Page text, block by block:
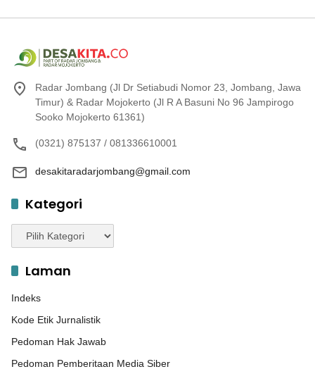
Radar Jombang (Jl Dr Setiabudi Nomor 23, Jombang, Jawa
Timur) & Radar Mojokerto (Jl R A Basuni No 96 Jampirogo
Sooko Mojokerto 61361)
(0321) 875137 / 081336610001
desakitaradarjombang@gmail.com
Kategori
Kategori
Laman
Indeks
Kode Etik Jurnalistik
Pedoman Hak Jawab
Pedoman Pemberitaan Media Siber